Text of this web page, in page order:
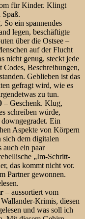
für Kinder. Klingt
So ein spannendes
legen, beschäftigte
über die Ostsee –
auf der Flucht
nicht genug, steckt jede
Codes, Beschreibungen,
Geblieben ist das
gefragt wird, wie es
zu tun.
– Geschenk. Klug,
schreiben würde,
Ein
Aspekte von Körpern
sich dem digitalen
auch ein paar
„Im-Schritt-
das kommt nicht vor.
Partner gewonnen.
– aussortiert vom
Krimis, diesen
und was soll ich